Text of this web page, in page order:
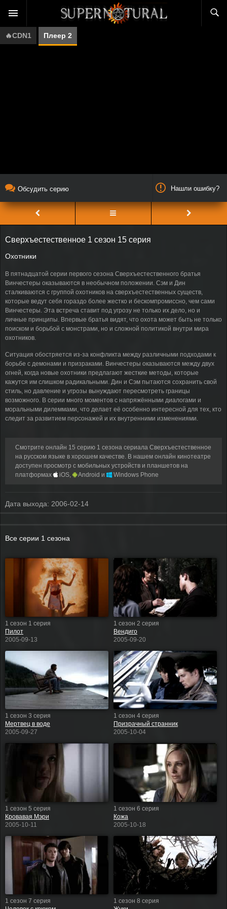
🔥CDN1 Плеер 2
Обсудить серию Нашли ошибку?
Сверхъестественное 1 сезон 15 серия
Охотники
В пятнадцатой серии первого сезона Сверхъестественного братья
Винчестеры оказываются в необычном положении. Сэм и Дин
сталкиваются с группой охотников на сверхъестественных существ,
которые ведут себя гораздо более жестко и бескомпромиссно, чем сами
Винчестеры. Эта встреча ставит под угрозу не только их дело, но и
личные принципы. Впервые братья видят, что охота может быть не только
поиском и борьбой с монстрами, но и сложной политикой внутри мира
охотников.
Ситуация обостряется из-за конфликта между различными подходами к
борьбе с демонами и призраками. Винчестеры оказываются между двух
огней, когда новые охотники предлагают жесткие методы, которые
кажутся им слишком радикальными. Дин и Сэм пытаются сохранить свой
стиль, но давление и угрозы вынуждают пересмотреть границы
возможного. В серии много моментов с напряжёнными диалогами и
моральными дилеммами, что делает её особенно интересной для тех, кто
следит за развитием персонажей и их внутренними изменениями.
Смотрите онлайн 15 серию 1 сезона сериала Сверхъестественное
на русском языке в хорошем качестве. В нашем онлайн кинотеатре
доступен просмотр с мобильных устройств и планшетов на
платформах
iOS, Android и Windows Phone
Дата выхода: 2006-02-14
Все серии 1 сезона
1 сезон 1 серия
Пилот
2005-09-13
1 сезон 2 серия
Вендиго
2005-09-20
1 сезон 3 серия
Мертвец в воде
2005-09-27
1 сезон 4 серия
Призрачный странник
2005-10-04
1 сезон 5 серия
Кровавая Мэри
2005-10-11
1 сезон 6 серия
Кожа
2005-10-18
1 сезон 7 серия
1 сезон 8 серия